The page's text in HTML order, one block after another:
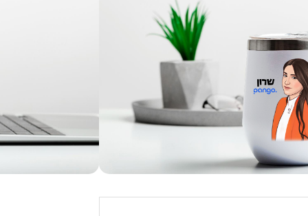
של איור העובד על הספל + שם +
זמן, והכי חשוב? עוזרת לכם לשמור על
ללא תוספת תשלום. כל דמות נוספת לאיור בתוספת